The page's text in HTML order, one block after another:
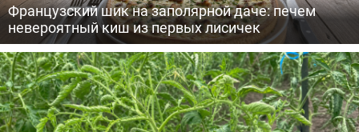
Французский шик на заполярной даче: печем
невероятный киш из первых лисичек